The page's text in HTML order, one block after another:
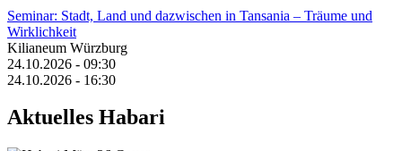
Seminar: Stadt, Land und dazwischen in Tansania – Träume und
Wirklichkeit
Kilianeum Würzburg
24.10.2026 - 09:30
24.10.2026 - 16:30
Aktuelles Habari